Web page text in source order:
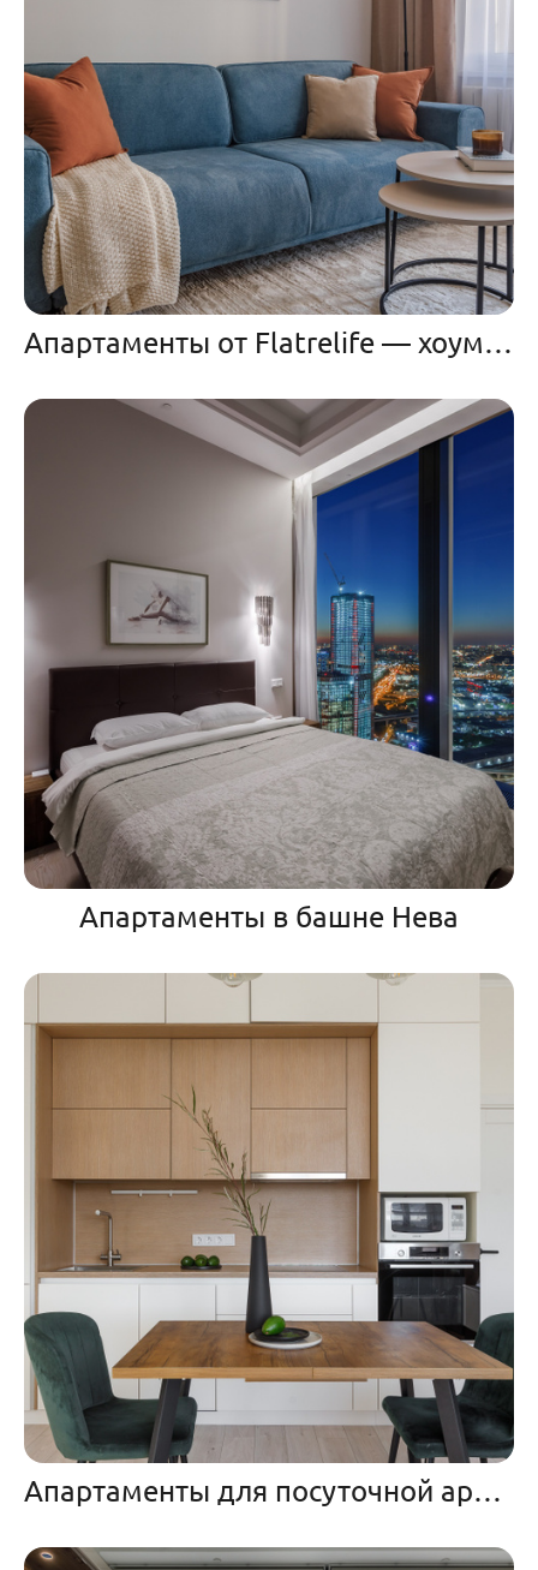
Апартаменты от Flatrelife — хоумстейджинг и комплектация под ключ
Апартаменты в башне Нева
Апартаменты для посуточной аренды с декором